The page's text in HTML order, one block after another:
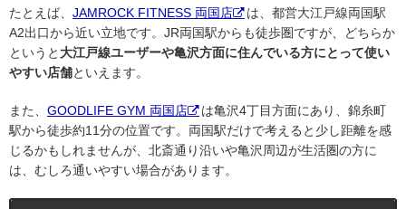
たとえば、 JAMROCK FITNESS 両国店
は、都営大江戸線両国駅
A2出口から近い立地です。JR両国駅からも徒歩圏ですが、どちらか
というと 大江戸線ユーザーや亀沢方面に住んでいる方にとって使い
やすい店舗といえます。
また、 GOODLIFE GYM 両国店
は亀沢4丁目方面にあり、錦糸町
駅から徒歩約11分の位置です。両国駅だけで考えると少し距離を感
じるかもしれませんが、北斎通り沿いや亀沢周辺が生活圏の方に
は、むしろ通いやすい場合があります。